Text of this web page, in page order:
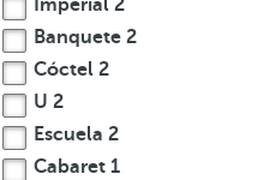
l
a
e
f
l
Imperial 2
Banquete 2
Cóctel 2
U 2
Escuela 2
Cabaret 1